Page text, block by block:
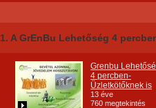
1. A GrEnBu Lehetőség 4
Grenbu
4 percben-
Üzletkötőknek is
13 éve
760 megtekintés